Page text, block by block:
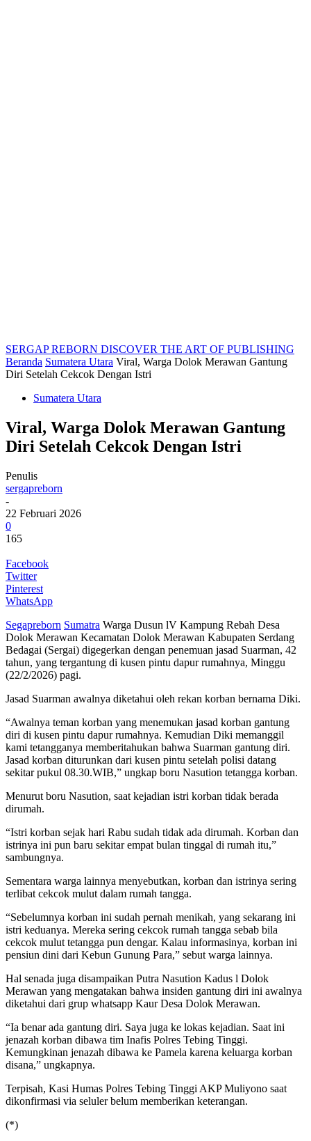
SERGAP REBORN DISCOVER THE ART OF PUBLISHING
Beranda Sumatera Utara Viral, Warga Dolok Merawan Gantung
Diri Setelah Cekcok Dengan Istri
Sumatera Utara
Viral, Warga Dolok Merawan Gantung
Diri Setelah Cekcok Dengan Istri
Penulis
sergapreborn
-
22 Februari 2026
0
165
Facebook
Twitter
Pinterest
WhatsApp
Segapreborn Sumatra Warga Dusun lV Kampung Rebah Desa
Dolok Merawan Kecamatan Dolok Merawan Kabupaten Serdang
Bedagai (Sergai) digegerkan dengan penemuan jasad Suarman, 42
tahun, yang tergantung di kusen pintu dapur rumahnya, Minggu
(22/2/2026) pagi.
Jasad Suarman awalnya diketahui oleh rekan korban bernama Diki.
“Awalnya teman korban yang menemukan jasad korban gantung
diri di kusen pintu dapur rumahnya. Kemudian Diki memanggil
kami tetangganya memberitahukan bahwa Suarman gantung diri.
Jasad korban diturunkan dari kusen pintu setelah polisi datang
sekitar pukul 08.30.WIB,” ungkap boru Nasution tetangga korban.
Menurut boru Nasution, saat kejadian istri korban tidak berada
dirumah.
“Istri korban sejak hari Rabu sudah tidak ada dirumah. Korban dan
istrinya ini pun baru sekitar empat bulan tinggal di rumah itu,”
sambungnya.
Sementara warga lainnya menyebutkan, korban dan istrinya sering
terlibat cekcok mulut dalam rumah tangga.
“Sebelumnya korban ini sudah pernah menikah, yang sekarang ini
istri keduanya. Mereka sering cekcok rumah tangga sebab bila
cekcok mulut tetangga pun dengar. Kalau informasinya, korban ini
pensiun dini dari Kebun Gunung Para,” sebut warga lainnya.
Hal senada juga disampaikan Putra Nasution Kadus l Dolok
Merawan yang mengatakan bahwa insiden gantung diri ini awalnya
diketahui dari grup whatsapp Kaur Desa Dolok Merawan.
“Ia benar ada gantung diri. Saya juga ke lokas kejadian. Saat ini
jenazah korban dibawa tim Inafis Polres Tebing Tinggi.
Kemungkinan jenazah dibawa ke Pamela karena keluarga korban
disana,” ungkapnya.
Terpisah, Kasi Humas Polres Tebing Tinggi AKP Muliyono saat
dikonfirmasi via seluler belum memberikan keterangan.
(*)